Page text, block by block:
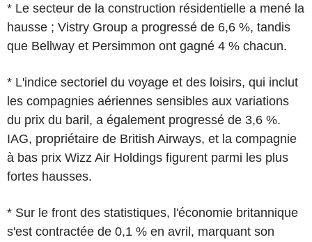
* Le secteur de la construction résidentielle a mené la
hausse ; Vistry Group a progressé de 6,6 %, tandis
que Bellway et Persimmon ont gagné 4 % chacun.
* L'indice sectoriel du voyage et des loisirs, qui inclut
les compagnies aériennes sensibles aux variations
du prix du baril, a également progressé de 3,6 %.
IAG, propriétaire de British Airways, et la compagnie
à bas prix Wizz Air Holdings figurent parmi les plus
fortes hausses.
* Sur le front des statistiques, l'économie britannique
s'est contractée de 0,1 % en avril, marquant son